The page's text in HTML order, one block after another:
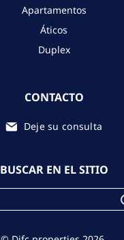
Apartamentos
Áticos
Duplex
CONTACTO
Deje su consulta
BUSCAR EN EL SITIO